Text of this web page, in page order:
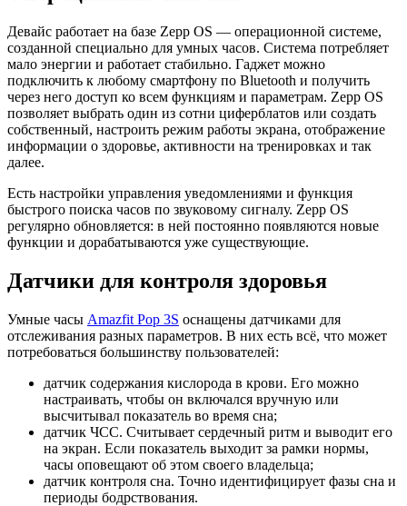
Девайс работает на базе Zepp OS — операционной системе,
созданной специально для умных часов. Система потребляет
мало энергии и работает стабильно. Гаджет можно
подключить к любому смартфону по Bluetooth и получить
через него доступ ко всем функциям и параметрам. Zepp OS
позволяет выбрать один из сотни циферблатов или создать
собственный, настроить режим работы экрана, отображение
информации о здоровье, активности на тренировках и так
далее.
Есть настройки управления уведомлениями и функция
быстрого поиска часов по звуковому сигналу. Zepp OS
регулярно обновляется: в ней постоянно появляются новые
функции и дорабатываются уже существующие.
Датчики для контроля здоровья
Умные часы Amazfit Pop 3S оснащены датчиками для
отслеживания разных параметров. В них есть всё, что может
потребоваться большинству пользователей:
датчик содержания кислорода в крови. Его можно
настраивать, чтобы он включался вручную или
высчитывал показатель во время сна;
датчик ЧСС. Считывает сердечный ритм и выводит его
на экран. Если показатель выходит за рамки нормы,
часы оповещают об этом своего владельца;
датчик контроля сна. Точно идентифицирует фазы сна и
периоды бодрствования.